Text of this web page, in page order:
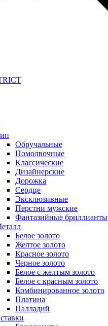
Обручальные
Помолвочные
Классические
Дизайнерские
Дорожка
Сердце
Эксклюзивные
Перстни мужские
Фантазийные бриллианты
Белое золото
Желтое золото
Красное золото
Черное золото
Белое с желтым золото
Белое с красным золото
Комбинированное золото
Платина
Палладий